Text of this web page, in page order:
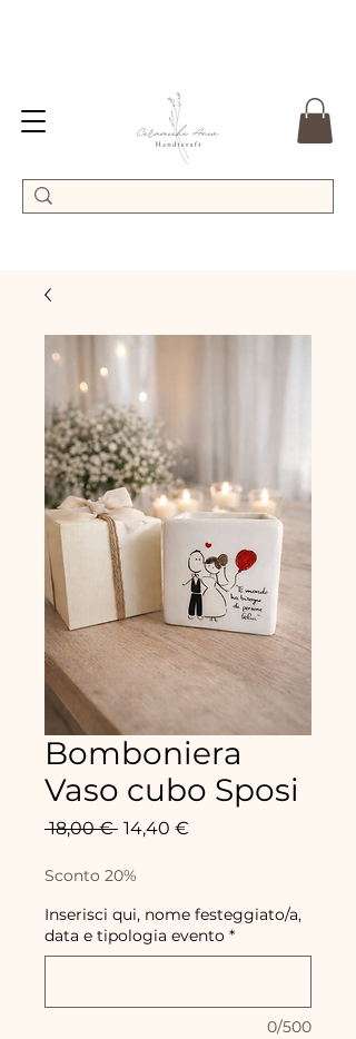
Bomboniera
Vaso cubo Sposi
18,00 € Prezzo
14,40 €
Sconto 20%
Inserisci qui, nome festeggiato/a,
data e tipologia evento *
0/500